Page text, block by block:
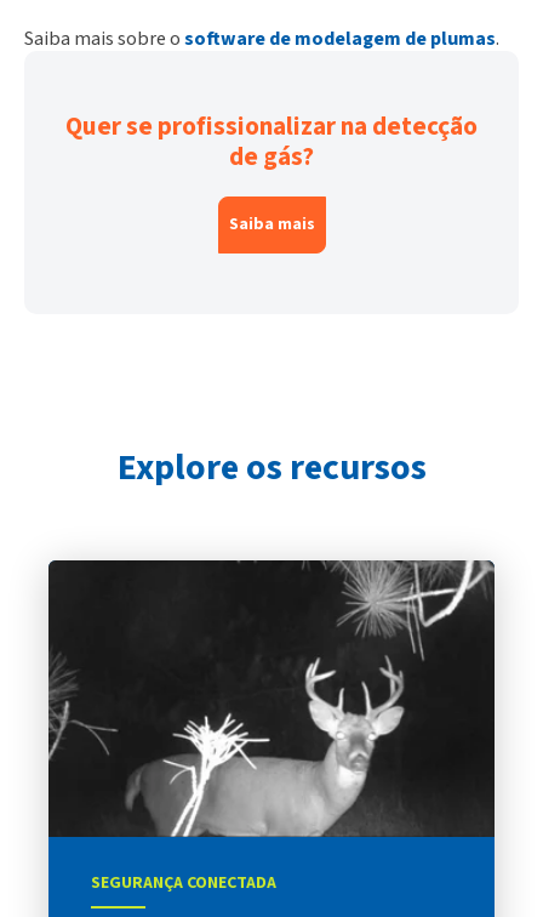
Saiba mais sobre osoftware de modelagem de plumas.
Quer se profissionalizar na detecção
de gás?
Saiba mais
Explore os recursos
SEGURANÇA CONECTADA